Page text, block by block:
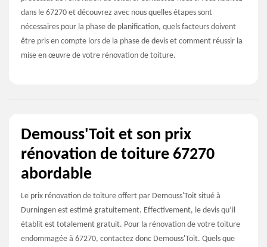
dans le 67270 et découvrez avec nous quelles étapes sont
nécessaires pour la phase de planification, quels facteurs doivent
être pris en compte lors de la phase de devis et comment réussir la
mise en œuvre de votre rénovation de toiture.
Demouss'Toit et son prix
rénovation de toiture 67270
abordable
Le prix rénovation de toiture offert par Demouss'Toit situé à
Durningen est estimé gratuitement. Effectivement, le devis qu’il
établit est totalement gratuit. Pour la rénovation de votre toiture
endommagée à 67270, contactez donc Demouss'Toit. Quels que